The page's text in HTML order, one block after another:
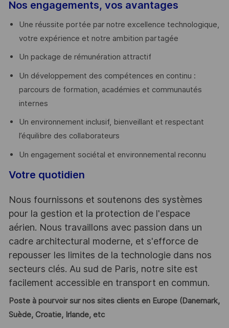
Nos engagements, vos avantages
Une réussite portée par notre excellence technologique,
votre expérience et notre ambition partagée
Un package de rémunération attractif
Un développement des compétences en continu :
parcours de formation, académies et communautés
internes
Un environnement inclusif, bienveillant et respectant
l’équilibre des collaborateurs
Un engagement sociétal et environnemental reconnu
Votre quotidien
Nous fournissons et soutenons des systèmes
pour la gestion et la protection de l'espace
aérien. Nous travaillons avec passion dans un
cadre architectural moderne, et s'efforce de
repousser les limites de la technologie dans nos
secteurs clés. Au sud de Paris, notre site est
facilement accessible en transport en commun.
Poste à pourvoir sur nos sites clients en Europe (Danemark,
Suède, Croatie, Irlande, etc